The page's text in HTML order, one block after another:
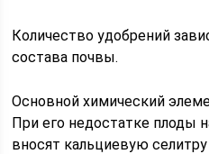
Количество удобрений
состава почвы.
Основной химический
При его недостатке плоды
вносят кальциевую